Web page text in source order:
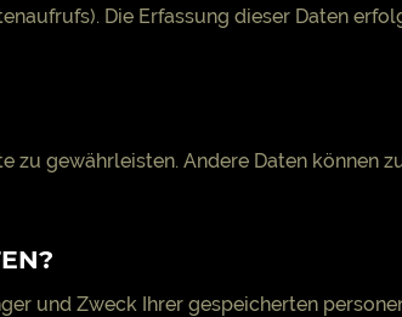
Die Erfassung dieser Daten
zu gewährleisten. Andere Daten können
und Zweck Ihrer gespeicherten